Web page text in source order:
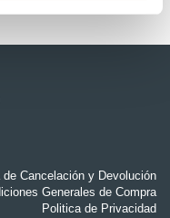
de Cancelación y Devolución
Generales de Compra
Politica de Privacidad